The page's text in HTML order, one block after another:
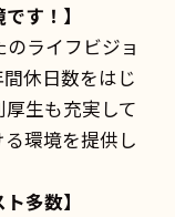
す！】
ライフビジョ
休日数をはじ
生も充実して
環境を提供し
多数】